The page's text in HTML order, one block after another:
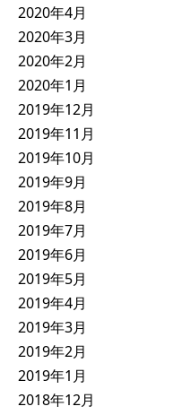
2020年4月
2020年3月
2020年2月
2020年1月
2019年12月
2019年11月
2019年10月
2019年9月
2019年8月
2019年7月
2019年6月
2019年5月
2019年4月
2019年3月
2019年2月
2019年1月
2018年12月